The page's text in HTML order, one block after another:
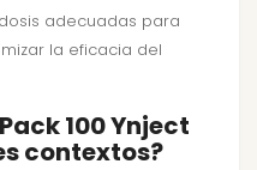
adecuadas para
la eficacia del
100 Ynject
contextos?